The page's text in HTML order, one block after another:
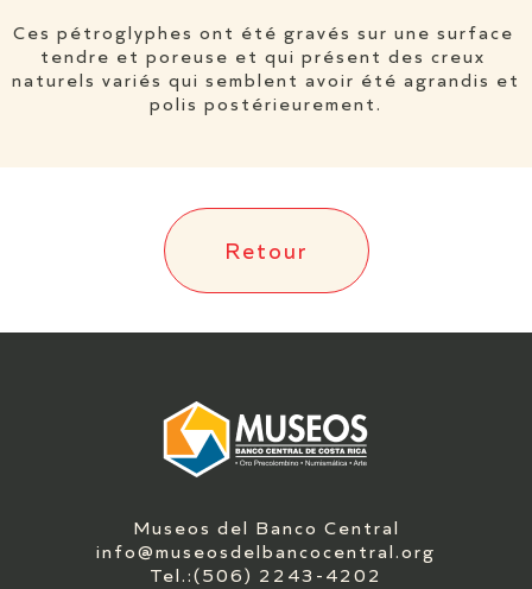
Ces pétroglyphes ont été gravés sur une surface
tendre et poreuse et qui présent des creux
naturels variés qui semblent avoir été agrandis et
polis postérieurement.
Retour
Museos del Banco Central
info@museosdelbancocentral.org
Tel.:(506) 2243-4202